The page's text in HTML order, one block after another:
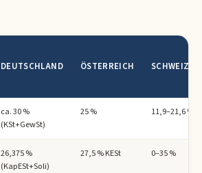
DEUTSCHLAND ÖSTERREICH SCHWEIZ
ca. 30 %
(KSt+GewSt)
25 % 11,9–21,6 %
26,375 %
(KapESt+Soli)
27,5 % KESt 0–35 %